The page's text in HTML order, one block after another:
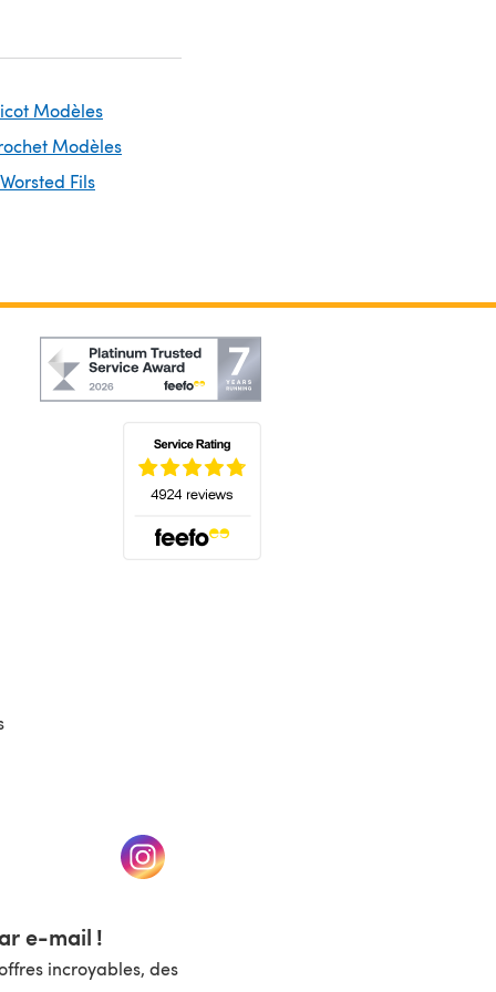
Modèles
Modèles
Fils
nouvel onglet) (s'ouvre dans un nouvel onglet)
e-mail !
incroyables, des